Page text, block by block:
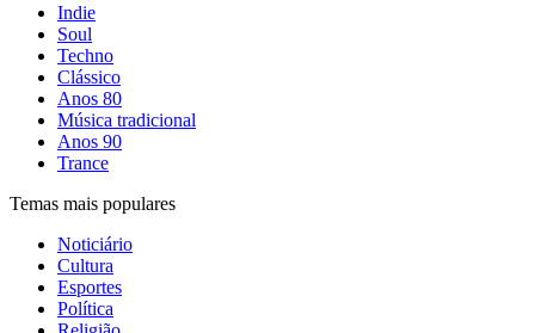
Indie
Soul
Techno
Clássico
Anos 80
Música tradicional
Anos 90
Trance
Temas mais populares
Noticiário
Cultura
Esportes
Política